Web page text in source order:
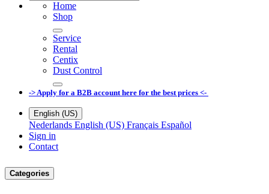
Home
Shop
Service
Rental
Centix
Dust Control
-> Apply for a B2B account here for the best prices <-
English (US)
Nederlands English (US) Français Español
Sign in
Contact
Categories